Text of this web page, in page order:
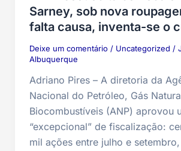
Sarney, sob nova
falta causa, inventa-se o
Deixe um comentário / Uncategorized /
Albuquerque
Adriano Pires – A diretoria da
Nacional do Petróleo, Gás
Biocombustíveis (ANP) aprovou
“excepcional” de fiscalização:
mil ações entre julho e